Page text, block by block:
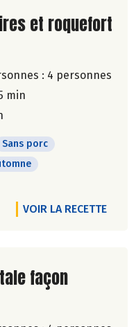
la recette
et roquefort
: 4 personnes
min
Sans porc
VOIR LA RECETTE
la recette
façon